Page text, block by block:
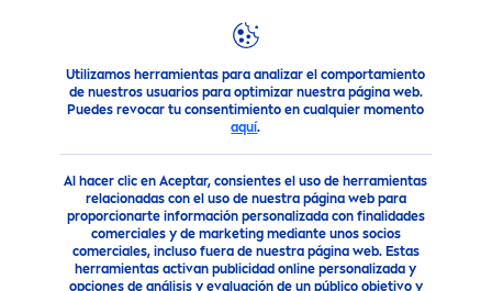
Utilizamos herramientas para analizar el comportamiento
de nuestros usuarios para optimizar nuestra página web.
Puedes revocar tu consentimiento en cualquier momento
aquí.
Al hacer clic en Aceptar, consientes el uso de herramientas
relacionadas con el uso de nuestra página web para
proporcionarte información personalizada con finalidades
comerciales y de marketing mediante unos socios
comerciales, incluso fuera de nuestra página web. Estas
herramientas activan publicidad online personalizada y
opciones de análisis y evaluación de un público objetivo y
Nuestros Productos Cuidado Facial Contorno de Ojos
(0)
Q10 POWER CREMA
ANTIARRUGAS CONTORNO DE
OJOS